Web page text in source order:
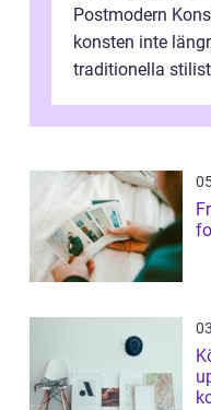
Postmodern
konsten inte
traditionella